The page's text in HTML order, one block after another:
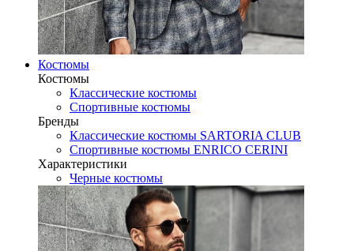
Костюмы
Костюмы
Классические костюмы
Спортивные костюмы
Бренды
Классические костюмы SARTORIA CLUB
Спортивные костюмы ENRICO CERINI
Характеристики
Черные костюмы